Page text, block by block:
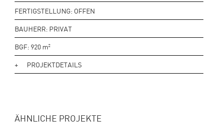
FERTIGSTELLUNG: OFFEN
BAUHERR: PRIVAT
BGF: 920 m2
PROJEKTDETAILS
ÄHNLICHE PROJEKTE